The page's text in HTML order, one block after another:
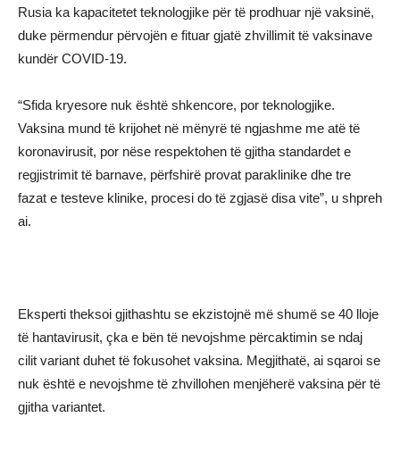
Rusia ka kapacitetet teknologjike për të prodhuar një vaksinë,
duke përmendur përvojën e fituar gjatë zhvillimit të vaksinave
kundër COVID-19.
“Sfida kryesore nuk është shkencore, por teknologjike.
Vaksina mund të krijohet në mënyrë të ngjashme me atë të
koronavirusit, por nëse respektohen të gjitha standardet e
regjistrimit të barnave, përfshirë provat paraklinike dhe tre
fazat e testeve klinike, procesi do të zgjasë disa vite”, u shpreh
ai.
Eksperti theksoi gjithashtu se ekzistojnë më shumë se 40 lloje
të hantavirusit, çka e bën të nevojshme përcaktimin se ndaj
cilit variant duhet të fokusohet vaksina. Megjithatë, ai sqaroi se
nuk është e nevojshme të zhvillohen menjëherë vaksina për të
gjitha variantet.